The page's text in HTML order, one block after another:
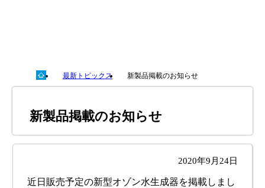
最新トピックス 新製品掲載のお知らせ
新製品掲載のお知らせ
2020年9月24日
近日販売予定の新型オゾン水生成器を掲載しまし